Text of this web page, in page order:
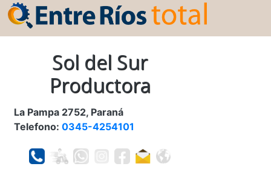
Sol del Sur
Productora
La Pampa 2752, Paraná
Telefono: 0345-4254101